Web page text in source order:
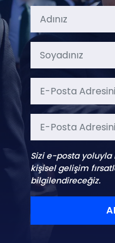
Sizi e-posta
kişisel gelişim
bilgilendireceğiz.